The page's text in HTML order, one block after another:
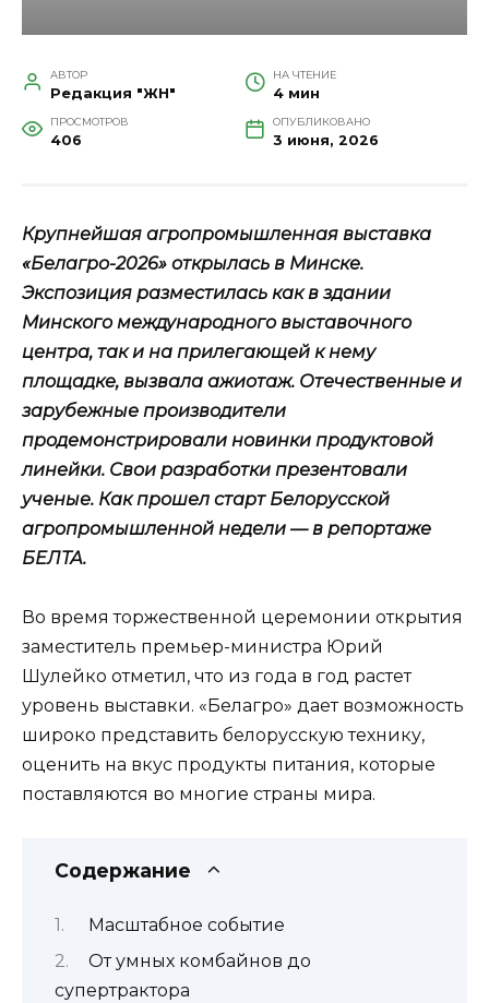
АВТОР
Редакция "ЖН"
НА ЧТЕНИЕ
4 мин
ПРОСМОТРОВ
406
ОПУБЛИКОВАНО
3 июня, 2026
Крупнейшая агропромышленная выставка
«Белагро-2026» открылась в Минске.
Экспозиция разместилась как в здании
Минского международного выставочного
центра, так и на прилегающей к нему
площадке, вызвала ажиотаж. Отечественные и
зарубежные производители
продемонстрировали новинки продуктовой
линейки. Свои разработки презентовали
ученые. Как прошел старт Белорусской
агропромышленной недели — в репортаже
БЕЛТА.
Во время торжественной церемонии открытия
заместитель премьер-министра Юрий
Шулейко отметил, что из года в год растет
уровень выставки. «Белагро» дает возможность
широко представить белорусскую технику,
оценить на вкус продукты питания, которые
поставляются во многие страны мира.
Содержание
Масштабное событие
От умных комбайнов до
супертрактора